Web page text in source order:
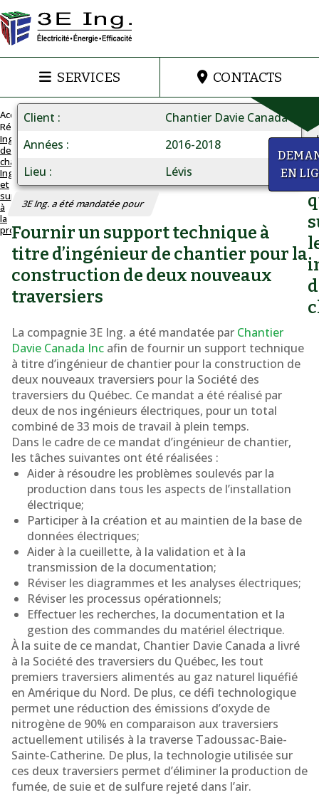
SERVICES CONTACTS
Accueil
Réalisations
Ingénieur
de
chantier:
Ingénierie
et
support
à
la
production
INGÉNIEUR
DE
CHANTIER
Ingénierie
support
à
la
production
Client
Chantier Davie Canada
Années
2016-2018
Lieu
Lévis
3E Ing. a été mandatée pour
Fournir un support technique à
titre d’ingénieur de chantier pour la
construction de deux nouveaux
traversiers
La compagnie 3E Ing. a été mandatée par Chantier
Davie Canada Inc afin de fournir un support technique
à titre d’ingénieur de chantier pour la construction de
deux nouveaux traversiers pour la Société des
traversiers du Québec. Ce mandat a été réalisé par
deux de nos ingénieurs électriques, pour un total
combiné de 33 mois de travail à plein temps.
Dans le cadre de ce mandat d’ingénieur de chantier,
les tâches suivantes ont été réalisées :
Aider à résoudre les problèmes soulevés par la
production dans tous les aspects de l’installation
électrique;
Participer à la création et au maintien de la base de
données électriques;
Aider à la cueillette, à la validation et à la
transmission de la documentation;
Réviser les diagrammes et les analyses électriques;
Réviser les processus opérationnels;
Effectuer les recherches, la documentation et la
gestion des commandes du matériel électrique.
À la suite de ce mandat, Chantier Davie Canada a livré
à la Société des traversiers du Québec, les tout
premiers traversiers alimentés au gaz naturel liquéfié
en Amérique du Nord. De plus, ce défi technologique
permet une réduction des émissions d’oxyde de
nitrogène de 90% en comparaison aux traversiers
actuellement utilisés à la traverse Tadoussac-Baie-
Sainte-Catherine. De plus, la technologie utilisée sur
ces deux traversiers permet d’éliminer la production de
fumée, de suie et de sulfure rejeté dans l’air.
EN